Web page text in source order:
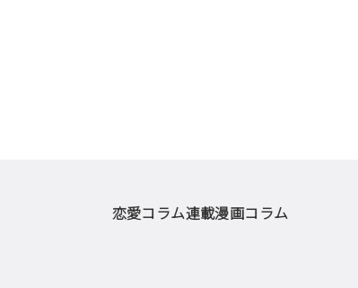
恋愛コラム連載漫画コラム